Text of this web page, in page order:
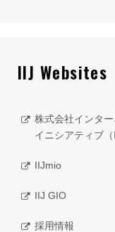
IIJ Websites
株式会社インター
イニシアティブ（
IIJmio
IIJ GIO
採用情報